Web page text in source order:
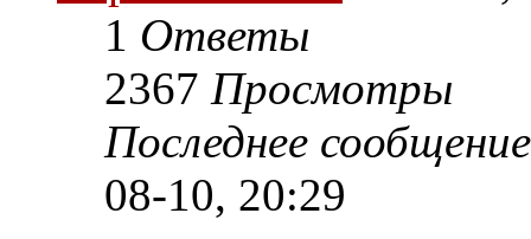
1 Ответы
2367 Просмотры
Последнее
08-10, 20:29